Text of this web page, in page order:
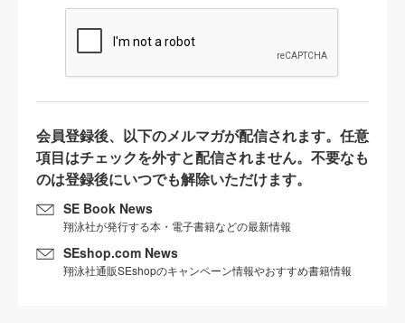
会員登録後、以下のメルマガが配信されます。任意
項目はチェックを外すと配信されません。不要なも
のは登録後にいつでも解除いただけます。
SE Book News
翔泳社が発行する本・電子書籍などの最新情報
SEshop.com News
翔泳社通販SEshopのキャンペーン情報やおすすめ書籍情報